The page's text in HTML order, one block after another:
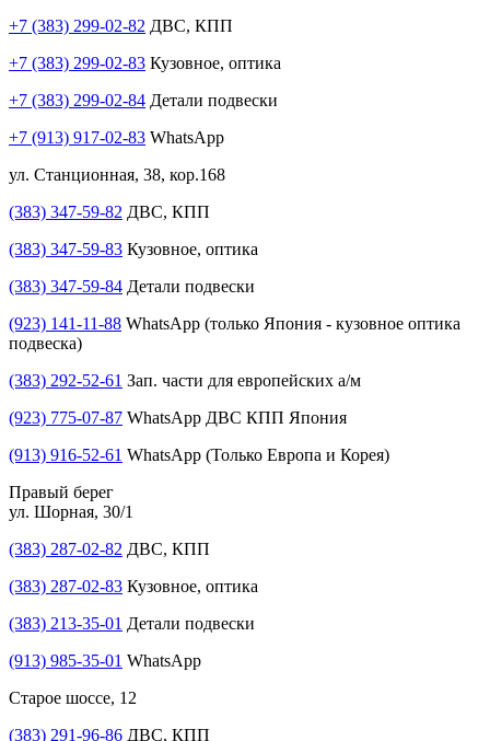
+7 (383) 299-02-82 ДВС, КПП
+7 (383) 299-02-83 Кузовное, оптика
+7 (383) 299-02-84 Детали подвески
+7 (913) 917-02-83 WhatsApp
ул. Станционная, 38, кор.168
(383) 347-59-82 ДВС, КПП
(383) 347-59-83 Кузовное, оптика
(383) 347-59-84 Детали подвески
(923) 141-11-88 WhatsApp (только Япония - кузовное оптика
подвеска)
(383) 292-52-61 Зап. части для европейских а/м
(923) 775-07-87 WhatsApp ДВС КПП Япония
(913) 916-52-61 WhatsApp (Только Европа и Корея)
Правый берег
ул. Шорная, 30/1
(383) 287-02-82 ДВС, КПП
(383) 287-02-83 Кузовное, оптика
(383) 213-35-01 Детали подвески
(913) 985-35-01 WhatsApp
Старое шоссе, 12
(383) 291-96-86 ДВС, КПП